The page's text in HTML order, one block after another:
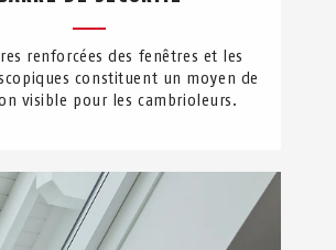
renforcées des fenêtres et les
constituent un moyen de
visible pour les cambrioleurs.